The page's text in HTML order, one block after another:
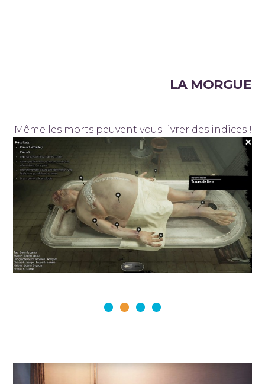
LA MORGUE
Même les morts peuvent vous livrer des indices !